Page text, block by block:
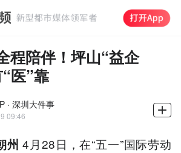
程陪伴！坪山“益企
医”靠
· 深圳大件事
09:46
州 4月28日，在“五一”国际劳动